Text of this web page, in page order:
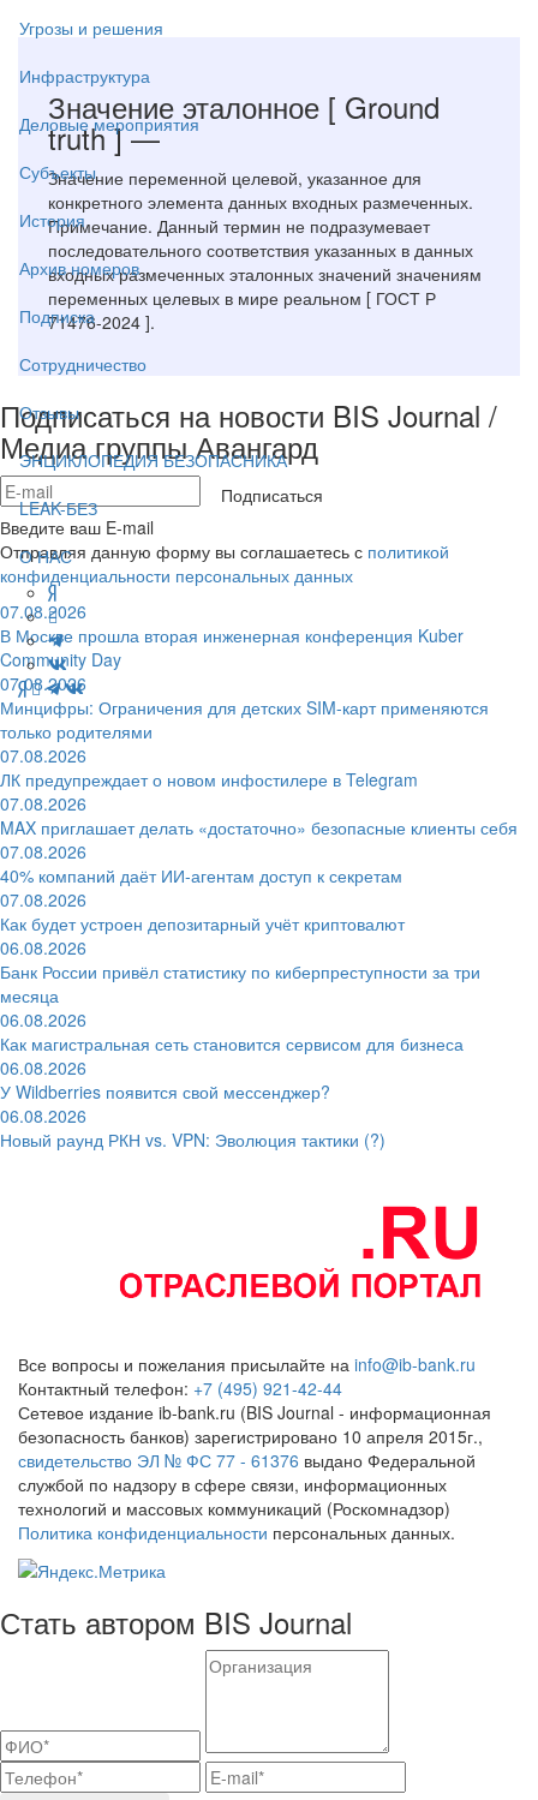
Угрозы и решения
Инфраструктура
Деловые мероприятия
Субъекты
История
Архив номеров
Подписка
Сотрудничество
Отзывы
ЭНЦИКЛОПЕДИЯ БЕЗОПАСНИКА
LEAK-БЕЗ
О НАС
Значение эталонное [ Ground
truth ]—
Значение переменной целевой, указанное для
конкретного элемента данных входных размеченных.
Примечание. Данный термин не подразумевает
последовательного соответствия указанных в данных
входных размеченных эталонных значений значениям
переменных целевых в мире реальном [ ГОСТ Р
71476-2024 ].
Подписаться на новости BIS Journal /
Медиа группы Авангард
Подписаться
Введите ваш E-mail
Отправляя данную форму вы соглашаетесь с политикой
конфиденциальности персональных данных
07.08.2026
В Москве прошла вторая инженерная конференция Kuber
Community Day
07.08.2026
Минцифры: Ограничения для детских SIM-карт применяются
только родителями
07.08.2026
ЛК предупреждает о новом инфостилере в Telegram
07.08.2026
MAX приглашает делать «достаточно» безопасные клиенты себя
07.08.2026
40% компаний даёт ИИ‑агентам доступ к секретам
07.08.2026
Как будет устроен депозитарный учёт криптовалют
06.08.2026
Банк России привёл статистику по киберпреступности за три
месяца
06.08.2026
Как магистральная сеть становится сервисом для бизнеса
06.08.2026
У Wildberries появится свой мессенджер?
06.08.2026
Новый раунд РКН vs. VPN: Эволюция тактики (?)
Все вопросы и пожелания присылайте на info@ib-bank.ru
Контактный телефон: +7 (495) 921-42-44
Сетевое издание ib-bank.ru (BIS Journal - информационная
безопасность банков) зарегистрировано 10 апреля 2015г.,
свидетельство ЭЛ № ФС 77 - 61376 выдано Федеральной
службой по надзору в сфере связи, информационных
технологий и массовых коммуникаций (Роскомнадзор)
Политика конфиденциальности персональных данных.
Стать автором BIS Journal